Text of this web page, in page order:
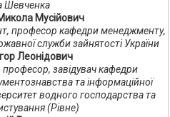
Шевченка
Мусійович
професор кафедри менеджменту,
служби зайнятості України
Леонідович
завідувач кафедри
та інформаційної
водного господарства та
(Рівне)